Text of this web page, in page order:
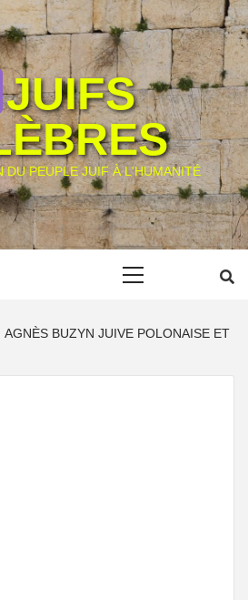
JUIFS
DU PEUPLE JUIF À L'HUMANITÉ
AGNÈS BUZYN JUIVE POLONAISE ET